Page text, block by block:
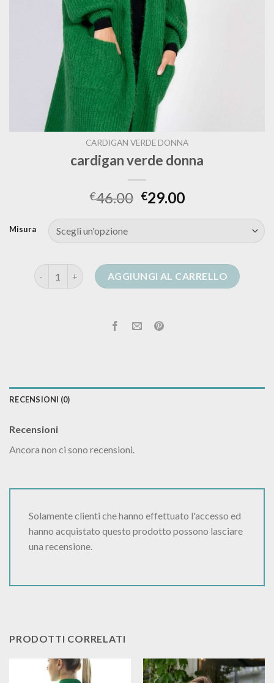
CARDIGAN VERDE DONNA
cardigan verde donna
€46.00 €29.00
Misura
cardigan verde donna quantitàAGGIUNGI AL CARRELLO
RECENSIONI (0)
Recensioni
Ancora non ci sono recensioni.
Solamente clienti che hanno effettuato l'accesso ed
hanno acquistato questo prodotto possono lasciare
una recensione.
PRODOTTI CORRELATI